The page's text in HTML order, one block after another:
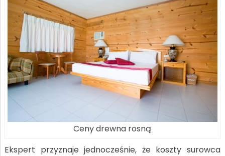
Ceny drewna rosną
Ekspert przyznaje jednocześnie, że koszty surowca